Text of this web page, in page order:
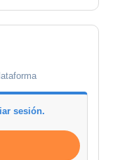
sesión.